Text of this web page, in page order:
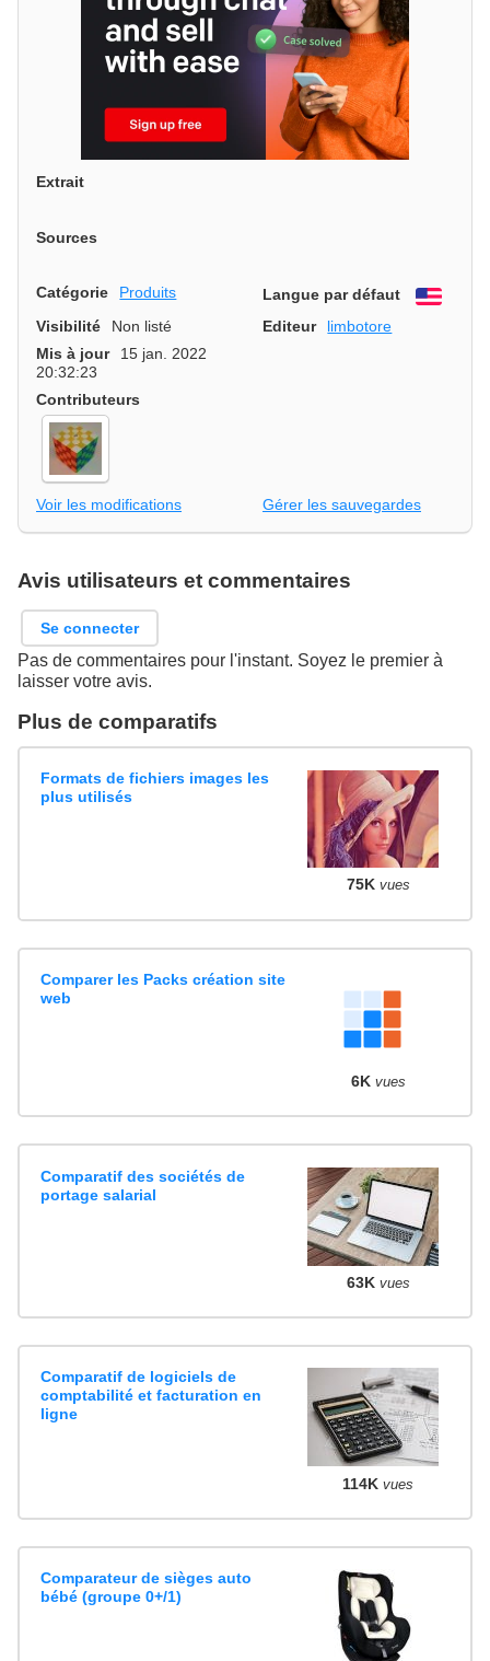
Extrait
Sources
Catégorie Produits Langue par défaut
Visibilité
Non listé Editeur
limbotore
Mis à jour
15 jan. 2022
20:32:23
Contributeurs
Voir les modifications Gérer les sauvegardes
Avis utilisateurs et commentaires
Se connecter
Pas de commentaires pour l'instant. Soyez le premier à
laisser votre avis.
Plus de comparatifs
Formats de fichiers images les
plus utilisés
75K vues
Comparer les Packs création site
web
6K vues
Comparatif des sociétés de
portage salarial
63K vues
Comparatif de logiciels de
comptabilité et facturation en
ligne
114K vues
Comparateur de sièges auto
bébé (groupe 0+/1)